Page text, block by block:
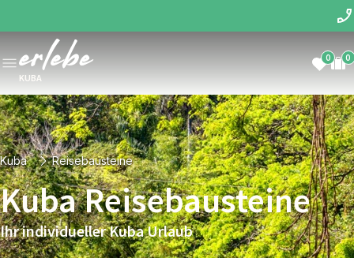
KUBA
0 0
Kuba Reisebausteine
Kuba Reisebausteine
Ihr individueller Kuba Urlaub